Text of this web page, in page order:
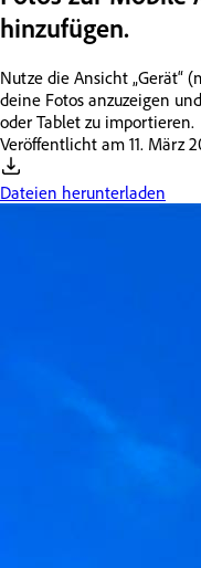
hinzufügen.
Nutze die Ansicht „Gerät“
deine Fotos anzuzeigen
oder Tablet zu importieren.
Veröffentlicht am 11. März
Dateien herunterladen